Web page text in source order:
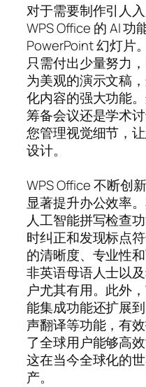
对于需要制作引人
WPS Office 的 AI
PowerPoint 幻灯片
只需付出少量努力
为美观的演示文稿
化内容的强大功能
筹备会议还是学术
您管理视觉细节，
设计。
WPS Office 不断创
显著提升办公效率
人工智能拼写检查
时纠正和发现标点
的清晰度、专业性
非英语母语人士以
户尤其有用。此外
能集成功能还扩展
声翻译等功能，有
了全球用户能够高
这在当今全球化的
产。